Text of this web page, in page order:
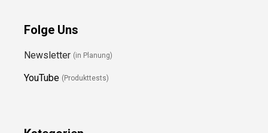
Folge Uns
Newsletter (in Planung)
YouTube (Produkttests)